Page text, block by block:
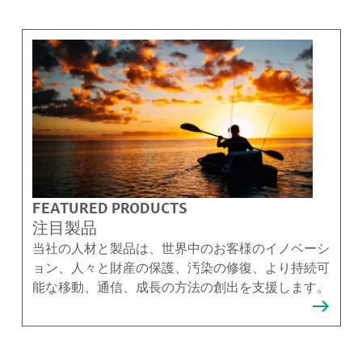
FEATURED PRODUCTS
注目製品
当社の人材と製品は、世界中のお客様のイノベーシ
ョン、人々と財産の保護、汚染の修復、より持続可
能な移動、通信、成長の方法の創出を支援します。